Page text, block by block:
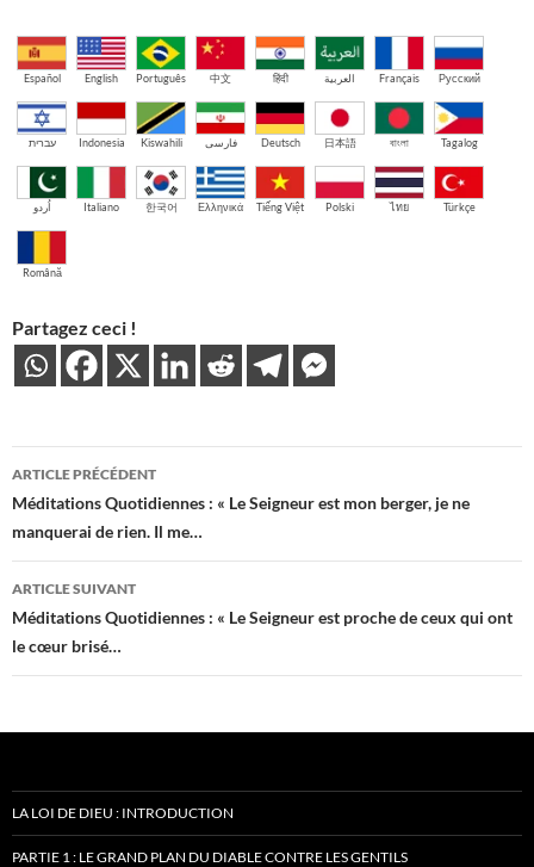
Español English Português 中文 हिंदी العربية Français Русский
עברית Indonesia Kiswahili فارسی Deutsch 日本語 বাংলা Tagalog
اُردو Italiano 한국어 Ελληνικά Tiếng Việt Polski ไทย Türkçe
Română
Partagez ceci !
Navigation
des
articles
ARTICLE PRÉCÉDENT
Méditations Quotidiennes : « Le Seigneur est mon berger, je ne
manquerai de rien. Il me…
ARTICLE SUIVANT
Méditations Quotidiennes : « Le Seigneur est proche de ceux qui ont
le cœur brisé…
LA LOI DE DIEU : INTRODUCTION
PARTIE 1 : LE GRAND PLAN DU DIABLE CONTRE LES GENTILS